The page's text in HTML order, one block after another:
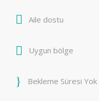
Aile dostu
Uygun bölge
Bekleme Süresi Yok